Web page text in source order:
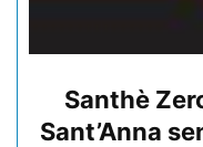
Santhè
Sant’Anna